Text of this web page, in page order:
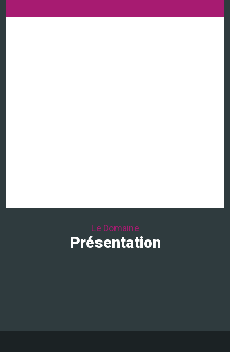
Le Domaine
Présentation